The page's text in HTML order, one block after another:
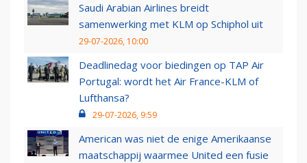
Saudi Arabian Airlines breidt
samenwerking met KLM op Schiphol uit
29-07-2026, 10:00
Deadlinedag voor biedingen op TAP Air
Portugal: wordt het Air France-KLM of
Lufthansa?
29-07-2026, 9:59
American was niet de enige Amerikaanse
maatschappij waarmee United een fusie